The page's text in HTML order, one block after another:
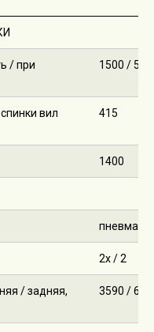
/ при
1500 / 500
вил
415
1400
2х / 2
/ задняя,
3590 / 660